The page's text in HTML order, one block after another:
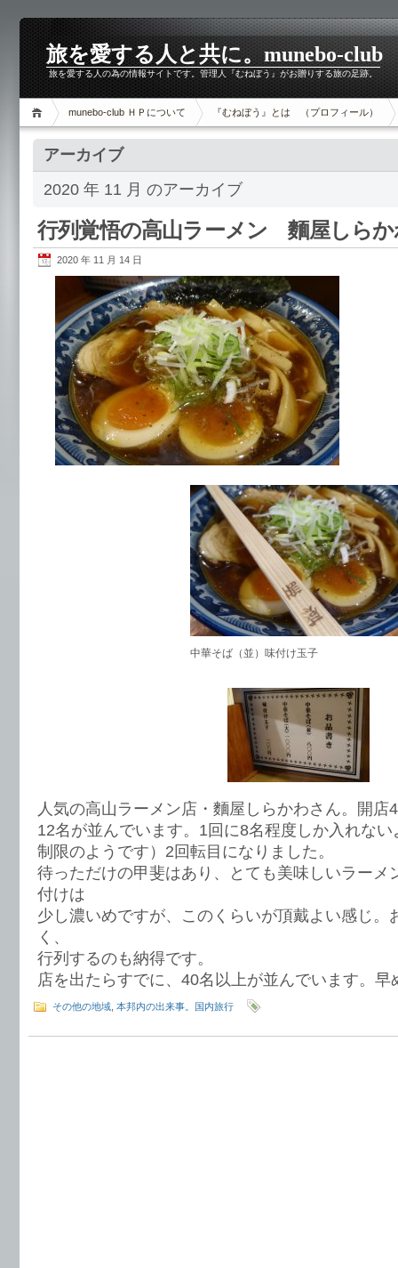
旅を愛する人と共に。munebo-club
旅を愛する人の為の情報サイトです。管理人『むねぼう』がお贈りする旅の足跡。
munebo-club ＨＰについて 『むねぼう』とは （プロフィール）
アーカイブ
2020 年 11 月 のアーカイブ
行列覚悟の高山ラーメン 麵屋しらか
2020 年 11 月 14 日
中華そば（並）味付け玉子
人気の高山ラーメン店・麵屋しらかわさん。開店
12名が並んでいます。1回に8名程度しか入れな
制限のようです）2回転目になりました。
待っただけの甲斐はあり、とても美味しいラーメ
付けは
少し濃いめですが、このくらいが頂戴よい感じ。
く、
行列するのも納得です。
店を出たらすでに、40名以上が並んでいます。早
その他の地域 本邦内の出来事。国内旅行